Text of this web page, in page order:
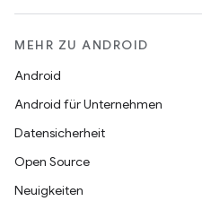
MEHR ZU ANDROID
Android
Android für Unternehmen
Datensicherheit
Open Source
Neuigkeiten